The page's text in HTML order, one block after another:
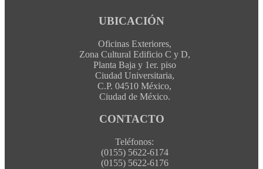
UBICACIÓN
Oficinas Exteriores,
Zona Cultural Edificio C y D,
Planta Baja y 1er. piso
Ciudad Universitaria,
C.P. 04510 México,
Ciudad de México.
CONTACTO
Teléfonos:
(0155) 5622-6174
(0155) 5622-6176